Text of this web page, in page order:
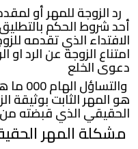
رد الزوجة للمهر أو
أحد شروط الحكم
الافتداء الذي تقدمه
امتناع الزوجة عن الرد
دعوى الخلع
هو المهر الثابت بوثيقة
الحقيقي الذي قبضته من
مشكلة المهر